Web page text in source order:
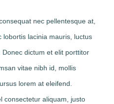
nec pellentesque at,
lobortis lacinia mauris, luctus
dictum et elit porttitor
vitae nibh id, mollis
lorem at eleifend.
consectetur aliquam, justo